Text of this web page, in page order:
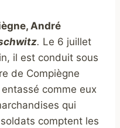
André
. Le 6 juillet
il est conduit sous
de Compiègne
comme eux
qui
comptent les